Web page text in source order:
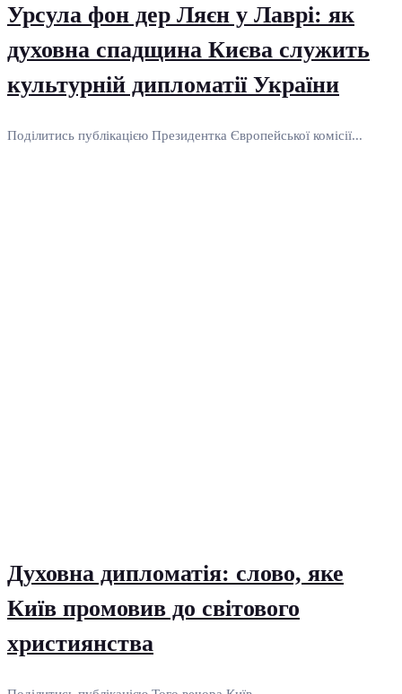
Урсула фон дер Ляєн у Лаврі: як
духовна спадщина Києва служить
культурній дипломатії України
Поділитись публікацією Президентка Європейської комісії...
Духовна дипломатія: слово, яке
Київ промовив до світового
християнства